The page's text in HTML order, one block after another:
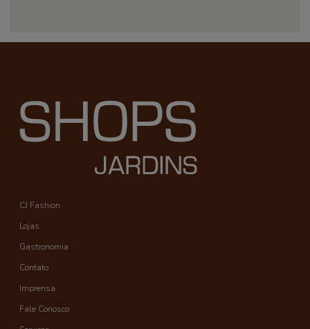
CJ Fashion
Lojas
Gastronomia
Contato
Imprensa
Fale Conosco